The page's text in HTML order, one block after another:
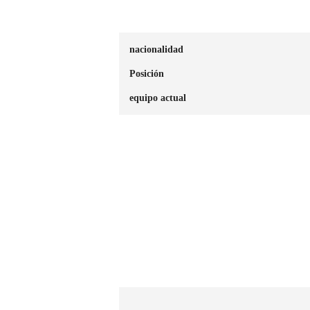
nacionalidad
Posición
equipo actual